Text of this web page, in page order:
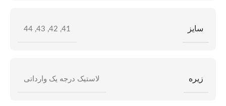
سایز 41
,
42
,
43
,
44
زیره لاستیک درجه یک وارداتی